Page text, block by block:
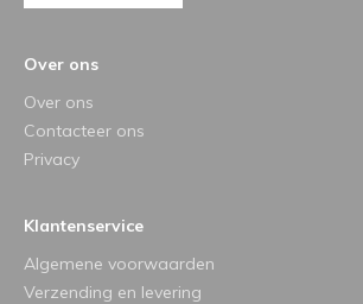
Over ons
Over ons
Contacteer ons
Privacy
Klantenservice
Algemene voorwaarden
Verzending en levering